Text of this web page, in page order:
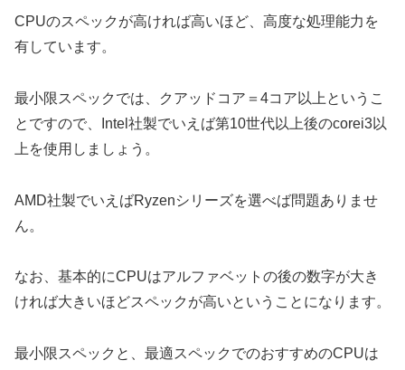
CPUのスペックが高ければ高いほど、高度な処理能力を
有しています。
最小限スペックでは、クアッドコア＝4コア以上というこ
とですので、Intel社製でいえば第10世代以上後のcorei3以
上を使用しましょう。
AMD社製でいえばRyzenシリーズを選べば問題ありませ
ん。
なお、基本的にCPUはアルファベットの後の数字が大き
ければ大きいほどスペックが高いということになります。
最小限スペックと、最適スペックでのおすすめのCPUは